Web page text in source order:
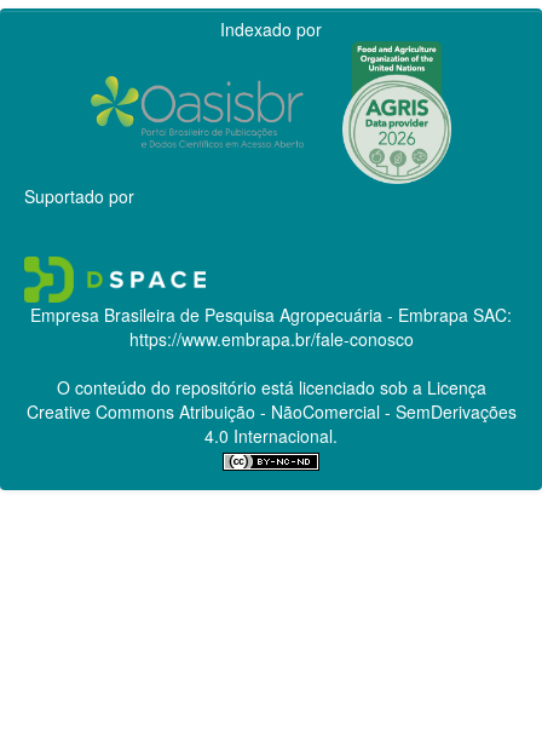
Indexado por
Suportado por
Empresa Brasileira de Pesquisa Agropecuária - Embrapa SAC:
https://www.embrapa.br/fale-conosco
O conteúdo do repositório está licenciado sob a Licença
Creative CommonsAtribuição - NãoComercial - SemDerivações
4.0 Internacional.